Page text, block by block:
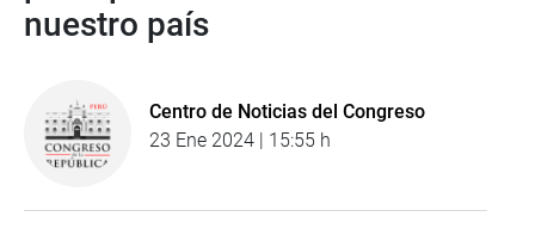
nuestro país
Centro de Noticias del Congreso
23 Ene 2024 | 15:55 h